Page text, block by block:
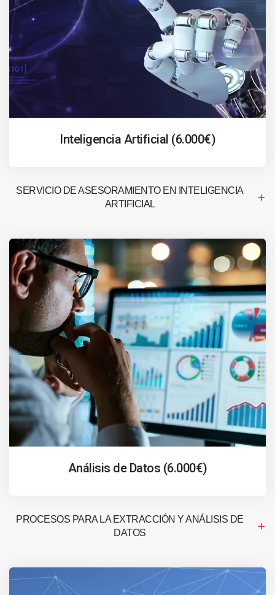
Inteligencia Artificial (6.000€)
SERVICIO DE ASESORAMIENTO EN INTELIGENCIA
ARTIFICIAL
Análisis de Datos (6.000€)
PROCESOS PARA LA EXTRACCIÓN Y ANÁLISIS DE
DATOS